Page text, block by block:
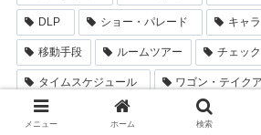
DLP ショー・パレード キャ
移動手段 ルームツアー チェッ
タイムスケジュール ワゴン・テイク
グリーティング施設 空港⇔ディズ
メニュー ホーム 検索